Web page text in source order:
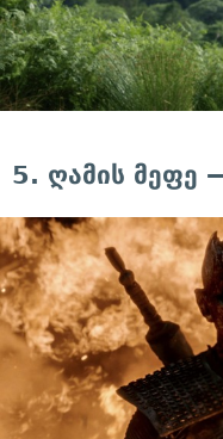
5. ღამის მეფე